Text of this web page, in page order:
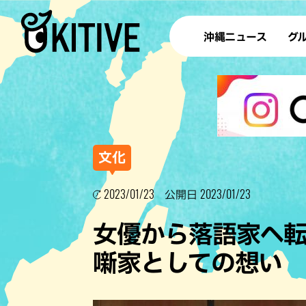
沖縄ニュース グ
ラ
テイ
すし
沖
ステー
その他
文化
2023/01/23 公開日 2023/01/23
女優から落語家へ
噺家としての想い